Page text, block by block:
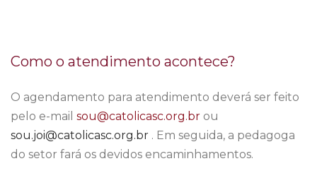
Como o atendimento acontece?
O agendamento para atendimento deverá ser feito
pelo e-mail sou@catolicasc.org.br ou
sou.joi@catolicasc.org.br . Em seguida, a pedagoga
do setor fará os devidos encaminhamentos.